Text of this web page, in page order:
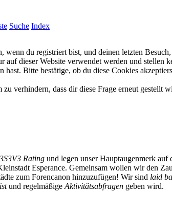
Suche Index
du registriert bist, und deinen letzten
dieser Website verwendet werden und stellen
Bitte bestätige, ob du diese Cookies
verhindern, dass dir diese Frage erneut
Rating und legen unser Hauptaugenmerk
Esperance. Gemeinsam wollen wir den
zum Forencanon hinzuzufügen! Wir sind laid
und regelmäßige Aktivitätsabfragen geben wird.